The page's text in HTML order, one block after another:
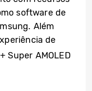
software de
Além
de
Super AMOLED